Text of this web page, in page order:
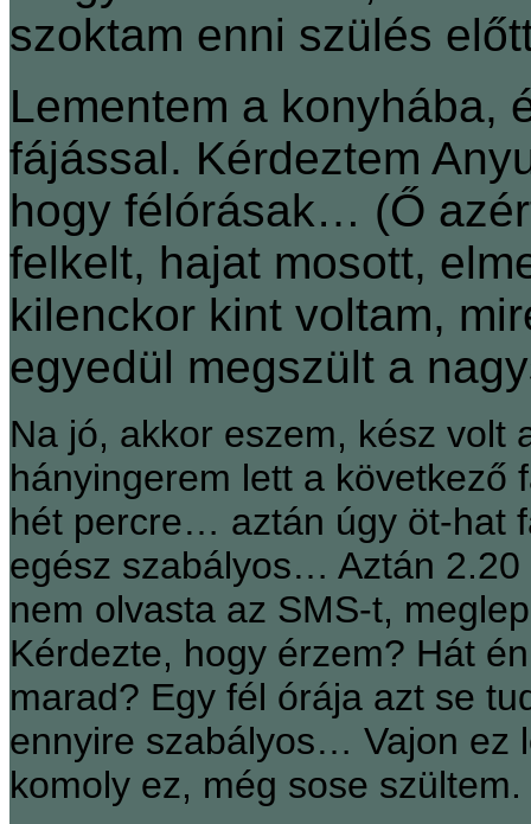
szoktam enni szülés
Lementem a konyhába,
fájással. Kérdeztem
hogy félórásak… (Ő
felkelt, hajat mosott,
kilenckor kint voltam,
egyedül megszült a
Na jó, akkor eszem, kész
hányingerem lett a következő
hét percre… aztán úgy öt-hat
egész szabályos… Aztán
nem olvasta az SMS-t,
Kérdezte, hogy érzem? Hát
marad? Egy fél órája azt se
ennyire szabályos… Vajon ez
komoly ez, még sose szültem.